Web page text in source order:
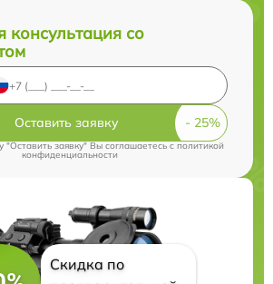
консультация со
Оставить заявку
"Оставить заявку" Вы соглашаетесь cполитикой
конфиденциальности
Скидка по